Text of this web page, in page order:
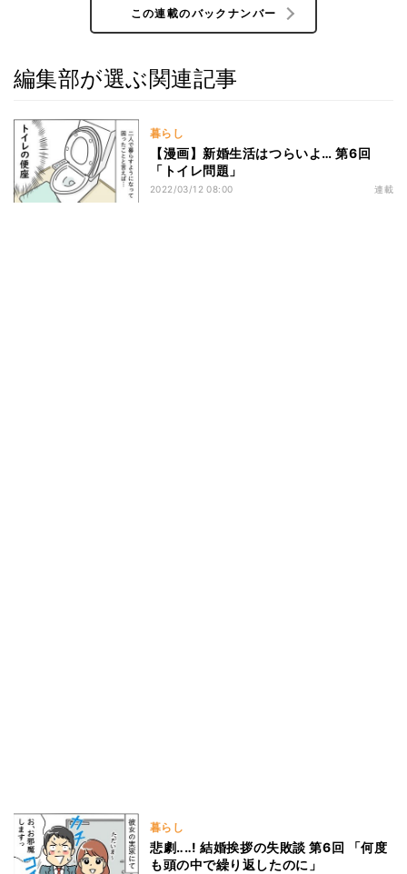
この連載のバックナンバー
編集部が選ぶ関連記事
暮らし
【漫画】新婚生活はつらいよ… 第6回
「トイレ問題」
2022/03/12 08:00 連載
暮らし
悲劇‥‥! 結婚挨拶の失敗談 第6回 「何度
も頭の中で繰り返したのに」